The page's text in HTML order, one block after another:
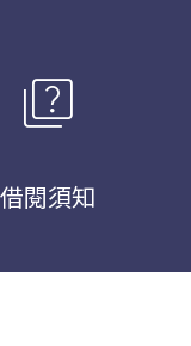
quiz
借閱須知